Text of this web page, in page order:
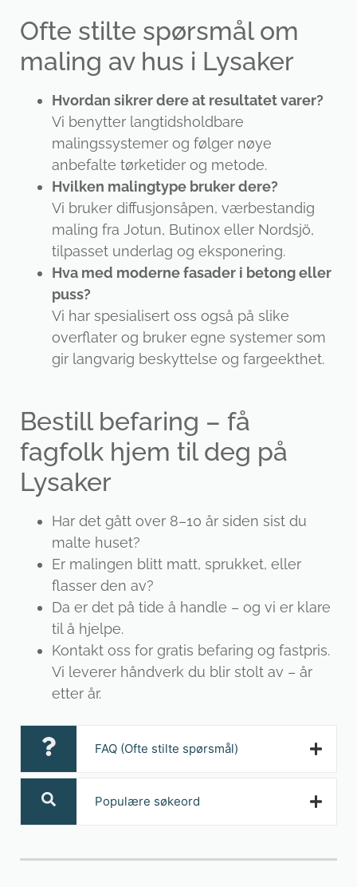
Ofte stilte spørsmål om
maling av hus i Lysaker
Hvordan sikrer dere at resultatet varer?
Vi benytter langtidsholdbare
malingssystemer og følger nøye
anbefalte tørketider og metode.
Hvilken malingtype bruker dere?
Vi bruker diffusjonsåpen, værbestandig
maling fra Jotun, Butinox eller Nordsjö,
tilpasset underlag og eksponering.
Hva med moderne fasader i betong eller
puss?
Vi har spesialisert oss også på slike
overflater og bruker egne systemer som
gir langvarig beskyttelse og fargeekthet.
Bestill befaring – få
fagfolk hjem til deg på
Lysaker
Har det gått over 8–10 år siden sist du
malte huset?
Er malingen blitt matt, sprukket, eller
flasser den av?
Da er det på tide å handle – og vi er klare
til å hjelpe.
Kontakt oss for gratis befaring og fastpris.
Vi leverer håndverk du blir stolt av – år
etter år.
FAQ (Ofte stilte spørsmål)
Populære søkeord